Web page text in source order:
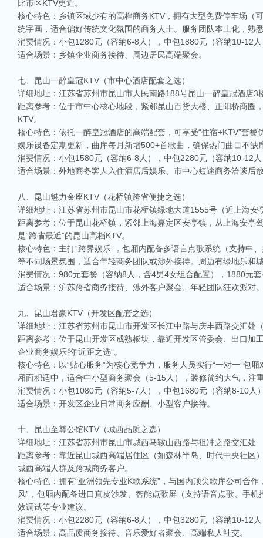
相关推荐
比市区KTV更近。
核心特色：乡镇区域少有的高档商务KTV，拥有大型免费停车场（
统字画，适合偏好传统文化氛围的商务人士。服务团队本土化，熟
消费情况：小包1280元（容纳6-8人），中包1880元（容纳10-12
适合场景：乡镇企业商务接待、周边居民高端聚会。
七、昆山一醉皇冠KTV（市中心酒店配套之选）
详细地址：江苏省苏州市昆山市人民南路188号昆山一醉皇冠酒店3
距离参考：位于市中心核心地段，紧邻昆山百货大楼、正阳桥商圈
KTV。
核心特色：依托一醉皇冠酒店的高端配套，可享受“住宿+KTV”套
娱乐设备定期更新，曲库每月新增500+首歌曲，确保热门曲目不
消费情况：小包1580元（容纳6-8人），中包2280元（容纳10-12
适合场景：外地商务客人入住酒店后娱乐、市中心短途商务洽谈后
八、昆山魅力金座KTV（花桥镇跨省便捷之选）
详细地址：江苏省苏州市昆山市花桥镇绿地大道1555号（近上海安
距离参考：位于昆山花桥镇，紧邻上海嘉定区安亭镇，从上海安
是“跨省最近”的昆山高档KTV。
核心特色：主打“跨界娱乐”，包厢内配备多语言点歌系统（支持中
等不同场景氛围，适合年轻商务团队或涉外接待。周边有绿地乐和
消费情况：980元套餐（容纳8人，含4男4女组合配置），1880元
适合场景：沪苏跨省商务接待、涉外客户聚会、年轻团队狂欢派对
九、昆山君豪KTV（开发区配套之选）
详细地址：江苏省苏州市昆山市开发区长江中路与庆丰西路交汇处
距离参考：位于昆山开发区成熟板块，靠近开发区管委会、出口
企业商务娱乐的“近距之选”。
核心特色：以“贴心服务”为核心竞争力，服务人员实行“一对一”包
厢面积适中，适合中小型商务聚会（5-15人），装修简约大气，注
消费情况：小包1080元（容纳5-7人），中包1680元（容纳8-10人
适合场景：开发区企业日常商务应酬、小型客户接待。
十、昆山至尊公馆KTV（城西品质之选）
详细地址：江苏省苏州市昆山市城西马鞍山西路与祖冲之路交汇处
距离参考：靠近昆山城西高端居住区（如森林半岛、时代中央社
城西高端人群及跨城商务客户。
核心特色：拥有“亚洲领先专业K歌系统”，与国内顶尖歌库公司合
风”，包厢内配备进口真皮沙发、智能点歌屏（支持语音点歌、手
效调试等专业建议。
消费情况：小包2280元（容纳6-8人），中包3280元（容纳10-12
适合场景：高品质商务接待、音乐爱好者聚会、高端私人社交。